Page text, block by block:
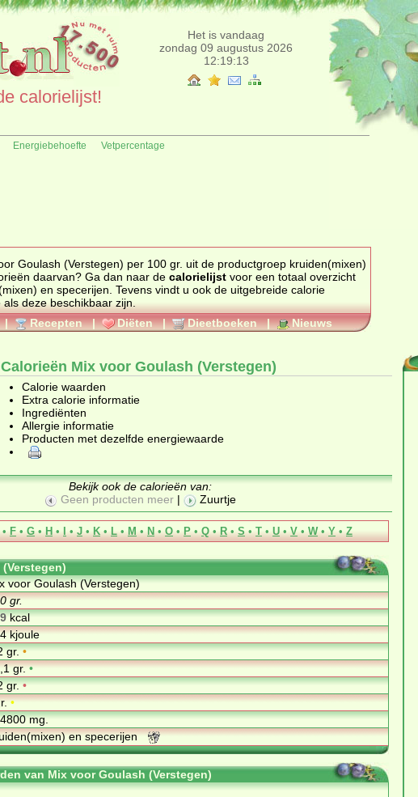
Het is vandaag
zondag 09 augustus 2026
12:19:13
calorielijst!
Energiebehoefte Vetpercentage
Goulash (Verstegen) per 100 gr. uit de productgroep kruiden(mixen)
calorieën daarvan? Ga dan naar de calorielijst voor een totaal overzicht
en specerijen
deze beschikbaar zijn.
| Recepten | Diëten | Dieetboeken |
Nieuws
Calorieën Mix voor Goulash (Verstegen)
Calorie waarden
Extra calorie informatie
Ingrediënten
Allergie informatie
Producten met dezelfde energiewaarde
Bekijk ook de calorieën van:
Geen producten meer | Zuurtje
• F • G • H • I • J • K • L • M • N • O • P • Q • R • S • T • U • V • W • Y • Z
voor Goulash (Verstegen)
gr.
kcal
kjoule
gr.•
gr.•
gr.•
•
mg.
en specerijen
van Mix voor Goulash (Verstegen)